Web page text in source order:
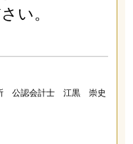
い。
所 公認会計士 江黒 崇史